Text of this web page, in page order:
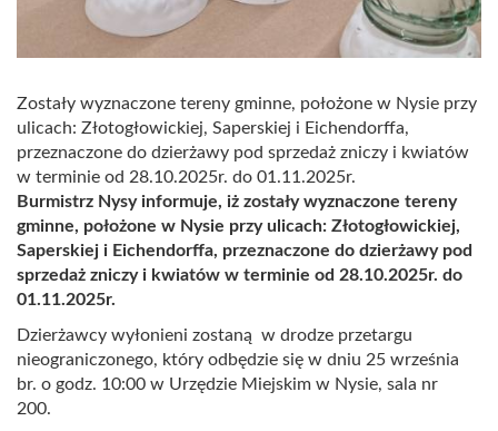
Zostały wyznaczone tereny gminne, położone w Nysie przy
ulicach: Złotogłowickiej, Saperskiej i Eichendorffa,
przeznaczone do dzierżawy pod sprzedaż zniczy i kwiatów
w terminie od 28.10.2025r. do 01.11.2025r.
Burmistrz Nysy informuje, iż zostały wyznaczone tereny
gminne, położone w Nysie przy ulicach: Złotogłowickiej,
Saperskiej i Eichendorffa, przeznaczone do dzierżawy pod
sprzedaż zniczy i kwiatów w terminie od 28.10.2025r. do
01.11.2025r.
Dzierżawcy wyłonieni zostaną w drodze przetargu
nieograniczonego, który odbędzie się w dniu 25 września
br. o godz. 10:00 w Urzędzie Miejskim w Nysie, sala nr
200.